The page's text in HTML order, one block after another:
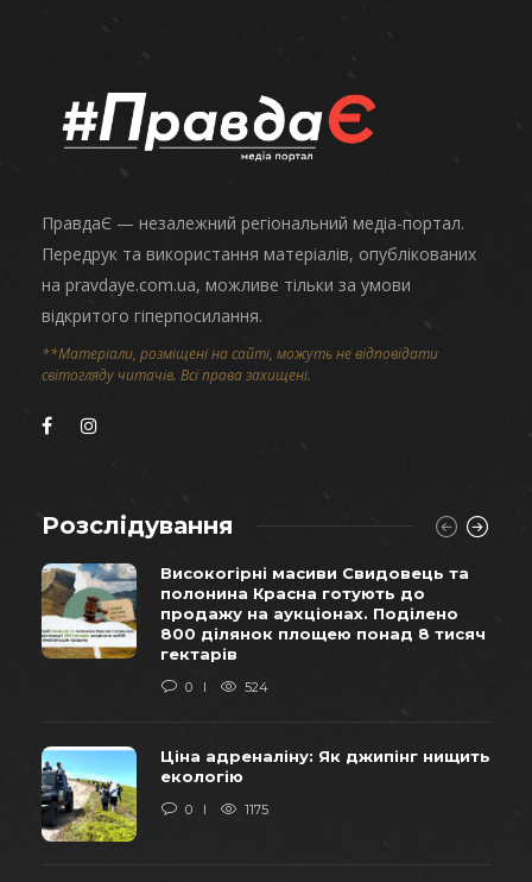
ПравдаЄ — незалежний регіональний медіа-портал.
Передрук та використання матеріалів, опублікованих
на pravdaye.com.ua, можливе тільки за умови
відкритого гіперпосилання.
**Матеріали, розміщені на сайті, можуть не відповідати
світогляду читачів. Всі права захищені.
Розслідування
Високогірні масиви Свидовець та
полонина Красна готують до
продажу на аукціонах. Поділено
800 ділянок площею понад 8 тисяч
гектарів
0 524
Ціна адреналіну: Як джипінг нищить
екологію
0 1175